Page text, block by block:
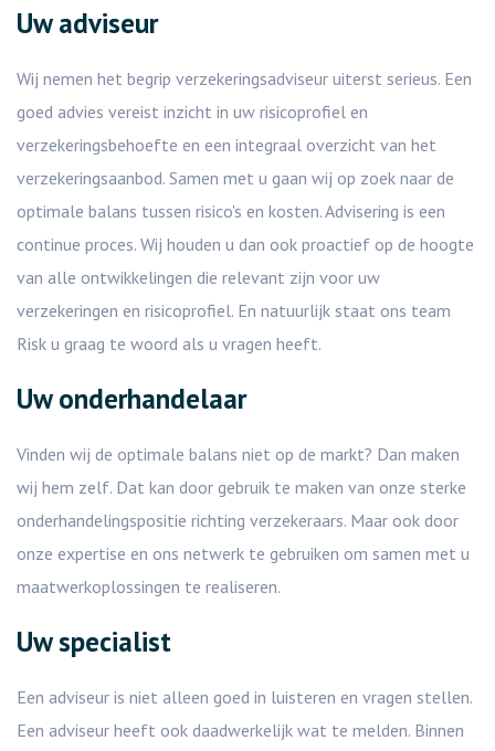
Uw adviseur
Wij nemen het begrip verzekeringsadviseur uiterst serieus. Een
goed advies vereist inzicht in uw risicoprofiel en
verzekeringsbehoefte en een integraal overzicht van het
verzekeringsaanbod. Samen met u gaan wij op zoek naar de
optimale balans tussen risico's en kosten. Advisering is een
continue proces. Wij houden u dan ook proactief op de hoogte
van alle ontwikkelingen die relevant zijn voor uw
verzekeringen en risicoprofiel. En natuurlijk staat ons team
Risk u graag te woord als u vragen heeft.
Uw onderhandelaar
Vinden wij de optimale balans niet op de markt? Dan maken
wij hem zelf. Dat kan door gebruik te maken van onze sterke
onderhandelingspositie richting verzekeraars. Maar ook door
onze expertise en ons netwerk te gebruiken om samen met u
maatwerkoplossingen te realiseren.
Uw specialist
Een adviseur is niet alleen goed in luisteren en vragen stellen.
Een adviseur heeft ook daadwerkelijk wat te melden. Binnen